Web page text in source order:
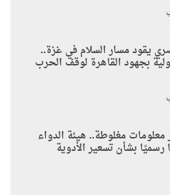
يقود مسار السلام في غزة..
بجهود القاهرة لوقف الحرب
معلومات مغلوطة.. هيئة الدواء
رسميًا بشأن تسعير الأدوية